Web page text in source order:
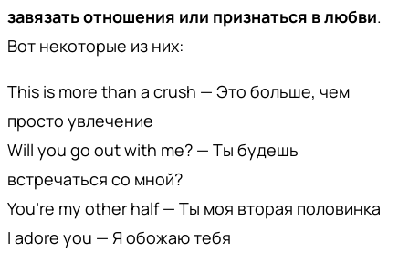
завязать отношения или признаться в любви.
Вот некоторые из них:
This is more than a crush — Это больше, чем
просто увлечение
Will you go out with me? — Ты будешь
встречаться со мной?
You’re my other half — Ты моя вторая половинка
I adore you — Я обожаю тебя